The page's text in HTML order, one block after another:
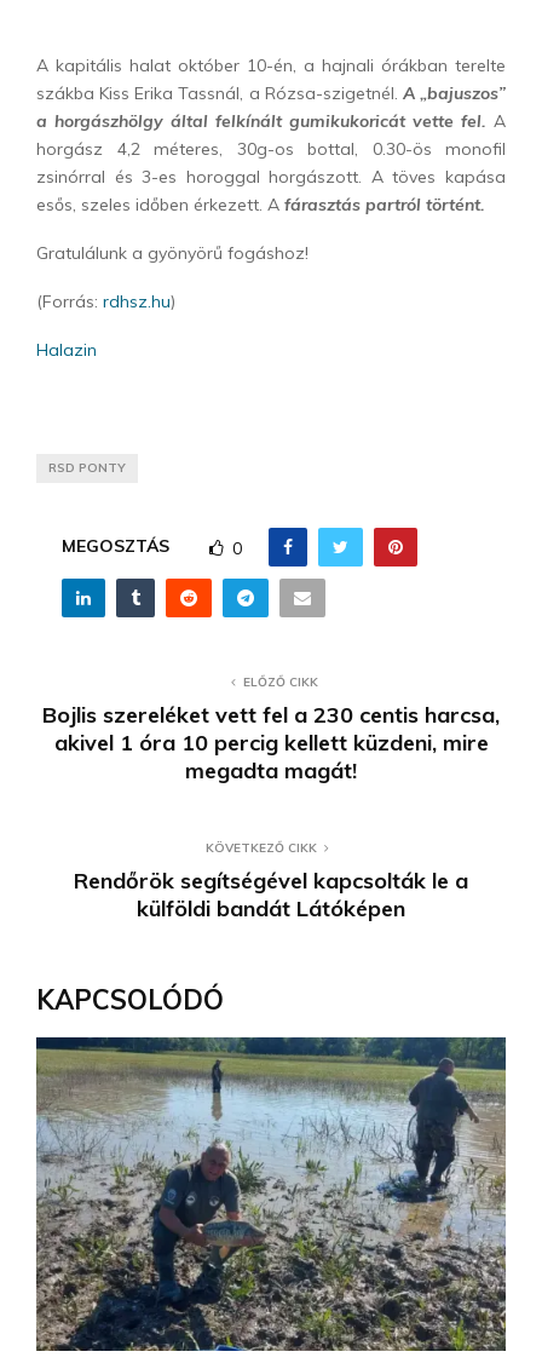
A kapitális halat október 10-én, a hajnali órákban terelte
szákba Kiss Erika Tassnál, a Rózsa-szigetnél. A „bajuszos”
a horgászhölgy által felkínált gumikukoricát vette fel. A
horgász 4,2 méteres, 30g-os bottal, 0.30-ös monofil
zsinórral és 3-es horoggal horgászott. A töves kapása
esős, szeles időben érkezett. A fárasztás partról történt.
Gratulálunk a gyönyörű fogáshoz!
(Forrás: rdhsz.hu)
Halazin
RSD PONTY
MEGOSZTÁS 0
ELŐZŐ CIKK
Bojlis szereléket vett fel a 230 centis harcsa,
akivel 1 óra 10 percig kellett küzdeni, mire
megadta magát!
KÖVETKEZŐ CIKK
Rendőrök segítségével kapcsolták le a
külföldi bandát Látóképen
KAPCSOLÓDÓ